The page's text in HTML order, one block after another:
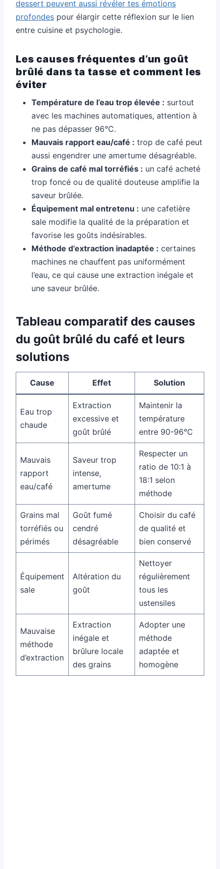
dessert peuvent aussi révéler tes émotions
profondes pour élargir cette réflexion sur le lien
entre cuisine et psychologie.
Les causes fréquentes d’un goût
brûlé dans ta tasse et comment les
éviter
Température de l’eau trop élevée : surtout
avec les machines automatiques, attention à
ne pas dépasser 96°C.
Mauvais rapport eau/café : trop de café peut
aussi engendrer une amertume désagréable.
Grains de café mal torréfiés : un café acheté
trop foncé ou de qualité douteuse amplifie la
saveur brûlée.
Équipement mal entretenu : une cafetière
sale modifie la qualité de la préparation et
favorise les goûts indésirables.
Méthode d’extraction inadaptée : certaines
machines ne chauffent pas uniformément
l’eau, ce qui cause une extraction inégale et
une saveur brûlée.
Tableau comparatif des causes
du goût brûlé du café et leurs
solutions
Cause Effet Solution
Eau trop
chaude
Extraction
excessive et
goût brûlé
Maintenir la
température
entre 90-96°C
Mauvais
rapport
eau/café
Saveur trop
intense,
amertume
Respecter un
ratio de 10:1 à
18:1 selon
méthode
Grains mal
torréfiés ou
périmés
Goût fumé
cendré
désagréable
Choisir du café
de qualité et
bien conservé
Équipement
sale
Altération du
goût
Nettoyer
régulièrement
tous les
ustensiles
Mauvaise
méthode
d’extraction
Extraction
inégale et
brûlure locale
des grains
Adopter une
méthode
adaptée et
homogène